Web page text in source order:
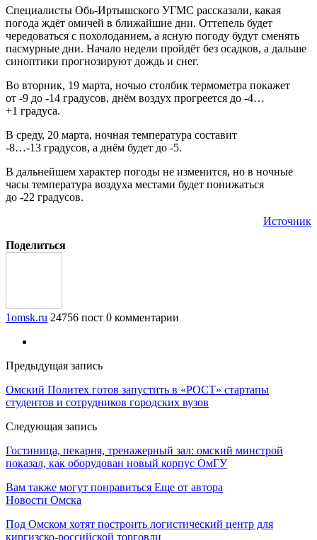
Специалисты Обь-Иртышского УГМС рассказали, какая
погода ждёт омичей в ближайшие дни. Оттепель будет
чередоваться с похолоданием, а ясную погоду будут сменять
пасмурные дни. Начало недели пройдёт без осадков, а дальше
синоптики прогнозируют дождь и снег.
Во вторник, 19 марта, ночью столбик термометра покажет
от -9 до -14 градусов, днём воздух прогреется до -4…
+1 градуса.
В среду, 20 марта, ночная температура составит
-8…-13 градусов, а днём будет до -5.
В дальнейшем характер погоды не изменится, но в ночные
часы температура воздуха местами будет понижаться
до -22 градусов.
Источник
Поделиться
1omsk.ru 24756 пост 0 комментарии
Предыдущая запись
Омский Политех готов запустить в «РОСТ» стартапы
студентов и сотрудников городских вузов
Следующая запись
Гостиница, пекарня, тренажерный зал: омский минстрой
показал, как оборудован новый корпус ОмГУ
Вам также могут понравиться Еще от автора
Новости Омска
Под Омском хотят построить логистический центр для
киргизско-российской торговли